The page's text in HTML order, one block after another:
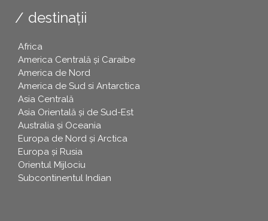
destinații
Africa
America Centrală și Caraibe
America de Nord
America de Sud si Antarctica
Asia Centrală
Asia Orientală și de Sud-Est
Australia și Oceania
Europa de Nord și Arctica
Europa și Rusia
Orientul Mijlociu
Subcontinentul Indian